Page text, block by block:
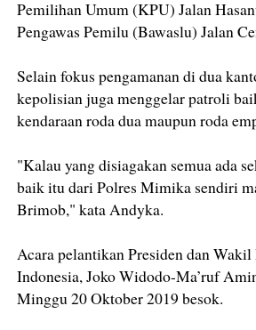
Pemilihan Umum (KPU) Jalan
Pengawas Pemilu (Bawaslu) Jalan
Selain fokus pengamanan di dua
kepolisian juga menggelar patroli
kendaraan roda dua maupun roda
"Kalau yang disiagakan semua ada
baik itu dari Polres Mimika sendiri
Brimob," kata Andyka.
Acara pelantikan Presiden dan
Indonesia, Joko Widodo-Ma’ruf
Minggu 20 Oktober 2019 besok.